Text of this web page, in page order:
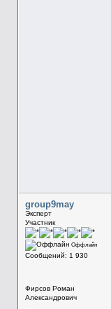
group9may
Эксперт
Участник
Оффлайн
Сообщений: 1 930
Фирсов Роман
Александрович